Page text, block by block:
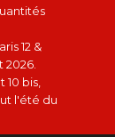
12 &
2026.
10 bis,
l'été du